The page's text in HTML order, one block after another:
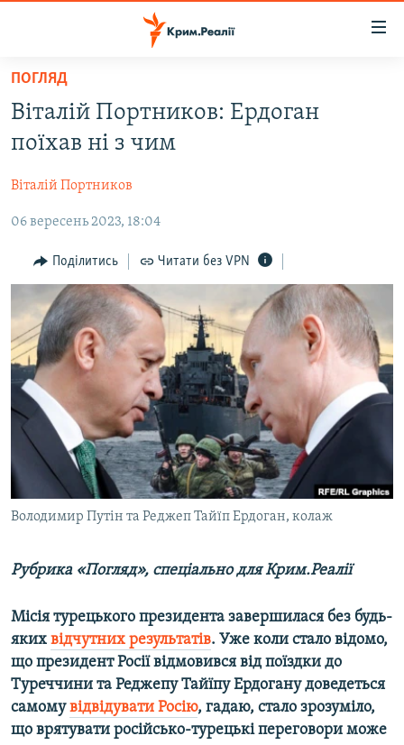
Перейти
основного
матеріалу
до
навігації
Перейти
пошуку
ПОЛІТИКА
БЛОГИ
ПОГЛЯД
ІНТЕРВ'Ю
ВСЕ ЗА ДЕНЬ
СПЕЦПРОЕКТИ
ДЕПОРТАЦІЯ
ВІДЕОУРОКИ «ELIFBE»
СВІДЧЕННЯ ОКУПАЦІЇ
УКРАЇНСЬКА ПРОБЛЕМА КРИМУ
ІНФОГРАФІКА
ЯК ОБІЙТИ БЛОКУВАННЯ
Русский
Qırımtatar
ДОЛУЧАЙСЯ!
ПОГЛЯД
Віталій Портников: Ердоган
поїхав ні з чим
Віталій Портников
06 вересень 2023, 18:04
Поділитись Читати без VPN
Володимир Путін та Реджеп Тайїп Ердоган, колаж
Рубрика «Погляд», спеціально для Крим.Реалії
Місія турецького президента завершилася без будь-
яких відчутних результатів. Уже коли стало відомо,
що президент Росії відмовився від поїздки до
Туреччини та Реджепу Тайїпу Ердогану доведеться
самомувідвідувати Росію, гадаю, стало зрозуміло,
що врятувати російсько-турецькі переговори може